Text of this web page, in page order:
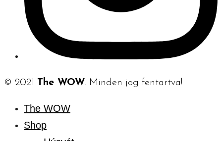
© 2021 The WOW. Minden jog fentartva!
The WOW
Shop